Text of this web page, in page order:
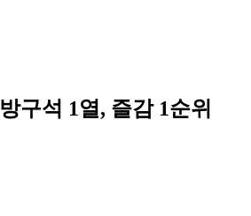
방구석 1열, 즐감 1순위